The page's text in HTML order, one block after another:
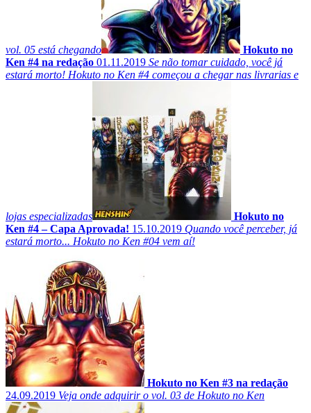
vol. 05 está chegando
Hokuto no
Ken #4 na redação 01.11.2019 Se não tomar cuidado, você já
estará morto! Hokuto no Ken #4 começou a chegar nas livrarias e
lojas especializadas
Hokuto no
Ken #4 – Capa Aprovada! 15.10.2019 Quando você perceber, já
estará morto... Hokuto no Ken #04 vem aí!
Hokuto no Ken #3 na redação
24.09.2019 Veja onde adquirir o vol. 03 de Hokuto no Ken